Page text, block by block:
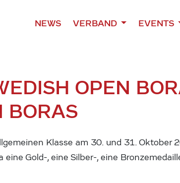
NEWS VERBAND EVENTS
OPEN
BORAS
Klasse am 30. und 31. Oktober
eine Gold-, eine Silber-, eine